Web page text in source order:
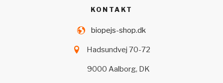
KONTAKT
biopejs-shop.dk
Hadsundvej 70-72
9000 Aalborg, DK